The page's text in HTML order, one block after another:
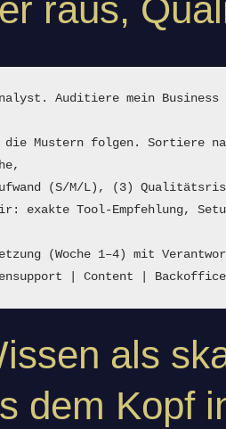
raus,
Auditiere mein Business
Mustern folgen. Sortiere
(S/M/L), (3)
exakte Tool-Empfehlung,
(Woche 1–4) mit
| Content |
als
dem Kopf